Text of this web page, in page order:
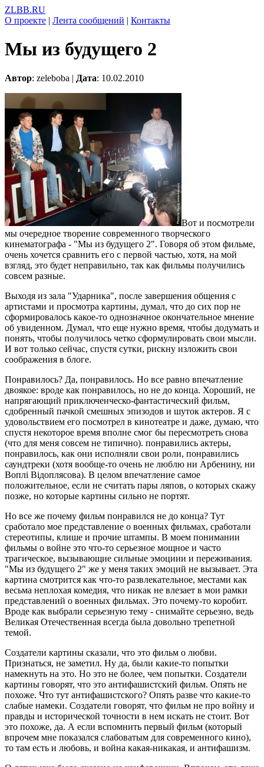
ZLBB.RU
О проекте | Лента сообщений | Контакты
Мы из будущего 2
Автор: zeleboba | Дата: 10.02.2010
Вот и посмотрели
мы очередное творение современного творческого
кинематографа - "Мы из будущего 2". Говоря об этом фильме,
очень хочется сравнить его с первой частью, хотя, на мой
взгляд, это будет неправильно, так как фильмы получились
совсем разные.
Выходя из зала "Ударника", после завершения общения с
артистами и просмотра картины, думал, что до сих пор не
сформировалось какое-то однозначное окончательное мнение
об увиденном. Думал, что еще нужно время, чтобы додумать и
понять, чтобы получилось четко сформулировать свои мысли.
И вот только сейчас, спустя сутки, рискну изложить свои
соображения в блоге.
Понравилось? Да, понравилось. Но все равно впечатление
двоякое: вроде как понравилось, но не до конца. Хороший, не
напрягающий приключенческо-фантастический фильм,
сдобренный пачкой смешных эпизодов и шуток актеров. Я с
удовольствием его посмотрел в кинотеатре и даже, думаю, что
спустя некоторое время вполне смог бы пересмотреть снова
(что для меня совсем не типично). понравились актеры,
понравилось, как они исполняли свои роли, понравились
саундтреки (хотя вообще-то очень не люблю ни Арбенину, ни
Воплі Відоплясова). В целом впечатление самое
положительное, если не считать пары ляпов, о которых скажу
позже, но которые картины сильно не портят.
Но все же почему фильм понравился не до конца? Тут
сработало мое представление о военных фильмах, сработали
стереотипы, клише и прочие штампы. В моем понимании
фильмы о войне это что-то серьезное мощное и часто
трагическое, вызывающие сильные эмоциии и переживания.
"Мы из будущего 2" же у меня таких эмоций не вызывает. Эта
картина смотрится как что-то развлекательное, местами как
весьма неплохая комедия, что никак не влезает в мои рамки
представлений о военных фильмах. Это почему-то коробит.
Вроде как выбрали серьезную тему - снимайте серьезно, ведь
Великая Отечественная всегда была довольно трепетной
темой.
Создатели картины сказали, что это фильм о любви.
Признаться, не заметил. Ну да, были какие-то попытки
намекнуть на это. Но это не более, чем попытки. Создатели
картины говорят, что это антифашистский фильм. Опять не
похоже. Что тут антифашистского? Опять разве что какие-то
слабые намеки. Создатели говорят, что фильм не про войну и
правды и исторической точности в нем искать не стоит. Вот
это похоже, да. А если вспомнить первый фильм (который
впрочем мне показался слабоватым для современного кино),
то там есть и любовь, и война какая-никакая, и антифашизм.